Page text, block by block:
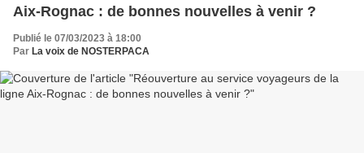
Aix-Rognac : de bonnes nouvelles à venir ?
Publié le 07/03/2023 à 18:00
Par La voix de NOSTERPACA